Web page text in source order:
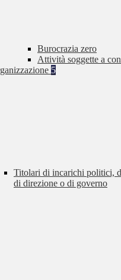
Burocrazia zero
Attività soggette a
5
Titolari di incarichi politici,
di direzione o di governo